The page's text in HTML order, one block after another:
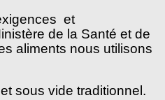
et
de la Santé et de
aliments nous utilisons
sous vide traditionnel.